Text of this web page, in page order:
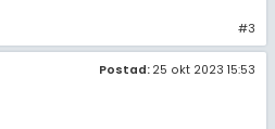
#3
Postad: 25 okt 2023 15:53